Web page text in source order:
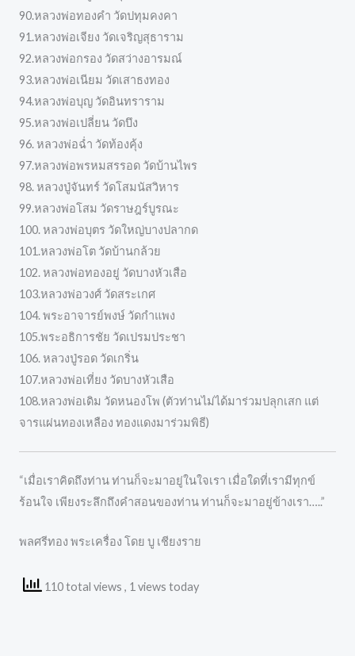
90.หลวงพ่อทองคำ วัดปทุมคงคา
91.หลวงพ่อเจียง วัดเจริญสุธาราม
92.หลวงพ่อกรอง วัดสว่างอารมณ์
93.หลวงพ่อเนียม วัดเสาธงทอง
94.หลวงพ่อบุญ วัดอินทราราม
95.หลวงพ่อเปลี่ยน วัดบึง
96. หลวงพ่อฉ่ำ วัดท้องคุ้ง
97.หลวงพ่อพรหมสรรอด วัดบ้านไพร
98. หลวงปู่จันทร์ วัดโสมนัสวิหาร
99.หลวงพ่อโสม วัดราษฎร์บูรณะ
100. หลวงพ่อบุตร วัดใหญ่บางปลากด
101.หลวงพ่อโต วัดบ้านกล้วย
102. หลวงพ่อทองอยู่ วัดบางหัวเสือ
103.หลวงพ่อวงศ์ วัดสระเกศ
104. พระอาจารย์พงษ์ วัดกำแพง
105.พระอธิการชัย วัดเปรมประชา
106. หลวงปู่รอด วัดเกริ่น
107.หลวงพ่อเที่ยง วัดบางหัวเสือ
108.หลวงพ่อเดิม วัดหนองโพ (ตัวท่านไม่ได้มาร่วมปลุกเสก แต่
จารแผ่นทองเหลือง ทองแดงมาร่วมพิธี)
“เมื่อเราคิดถึงท่าน ท่านก็จะมาอยู่ในใจเรา เมื่อใดที่เรามีทุกข์
ร้อนใจ เพียงระลึกถึงคำสอนของท่าน ท่านก็จะมาอยู่ข้างเรา…..”
พลศรีทอง พระเครื่อง โดย บู เชียงราย
110 total views , 1 views today